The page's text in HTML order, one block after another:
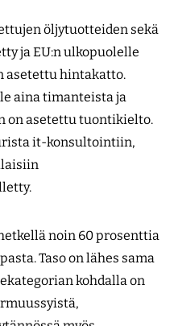
öljytuotteiden sekä
ja EU:n ulkopuolelle
asetettu hintakatto.
aina timanteista ja
on asetettu tuontikielto.
it-konsultointiin,
noin 60 prosenttia
Taso on lähes sama
kohdalla on